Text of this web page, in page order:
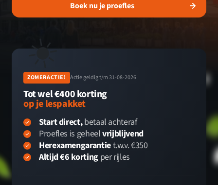
Boek nu je proefles
☀️
ZOMERACTIE! Actie geldig t/m 31-08-2026
Tot wel €400 korting
op je lespakket
Start direct,betaal achteraf
Proefles is geheelvrijblijvend
Herexamengarantiet.w.v. €350
Altijd €6 kortingper rijles